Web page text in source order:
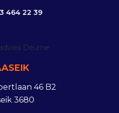
464 22 39
46 B2
3680